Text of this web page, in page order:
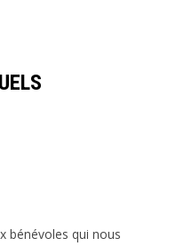
bénévoles qui nous